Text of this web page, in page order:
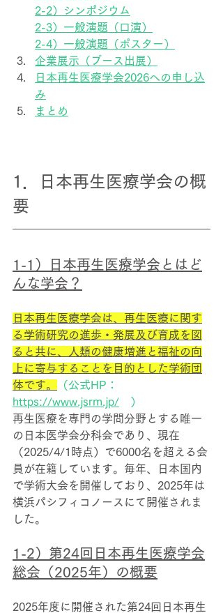
2-2）シンポジウム
2-3）一般演題（口演）
2-4）一般演題（ポスター）
企業展示（ブース出展）
日本再生医療学会2026への申し込
み
まとめ
1．日本再生医療学会の概
要
1-1）
日本再生医療学会とはど
んな学会？
日本再生医療学会は、再生医療に関す
る学術研究の進歩・発展及び育成を図
ると共に、人類の健康増進と福祉の向
上に寄与することを目的とした学術団
体です。
（公式HP：
https://www.jsrm.jp/ ）
再生医療を専門の学問分野とする唯一
の日本医学会分科会であり、現在
（2025/4/1時点）で6000名を超える会
員が在籍しています。毎年、日本国内
で学術大会を開催しており、2025年は
横浜パシフィコノースにて開催されま
した。
1-2） 第24回日本再生医療学会
総会（2025年）の概要
2025年度に開催された第24回日本再生